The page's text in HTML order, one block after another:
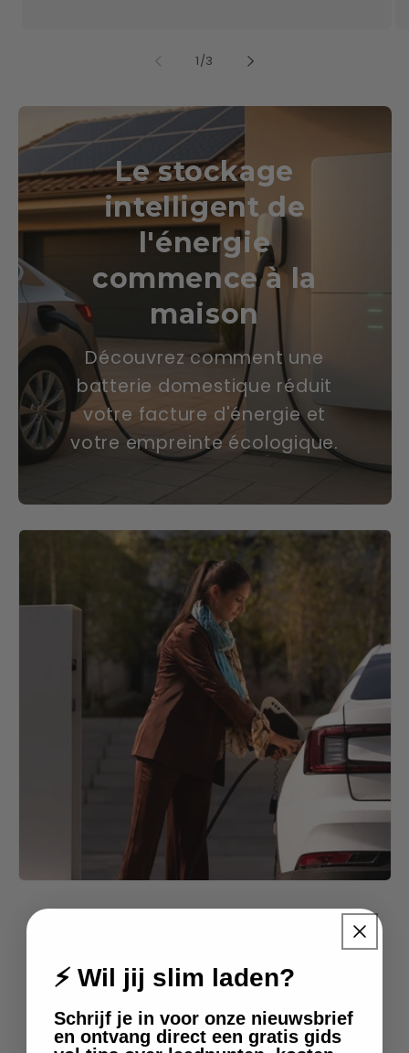
1/de
3
Le stockage
intelligent de
l'énergie
commence à la
maison
Découvrez comment une
batterie domestique réduit
votre facture d'énergie et
votre empreinte écologique.
À propos
Chez Slimmelaadpunt.nl, nous
⚡ Wil jij slim laden?
Schrijf je in voor onze nieuwsbrief
en ontvang direct een gratis gids